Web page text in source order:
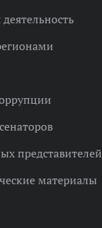
представителей
материалы